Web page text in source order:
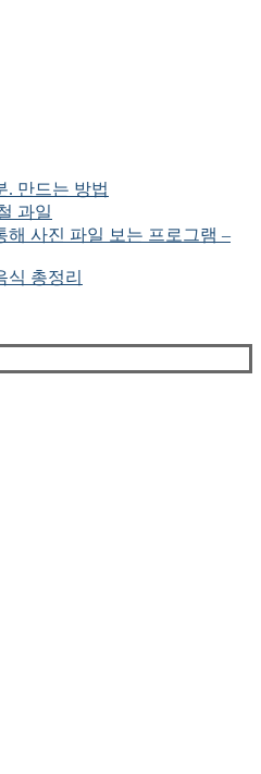
. 만드는 방법
과일
해 사진 파일 보는 프로그램 –
식 총정리